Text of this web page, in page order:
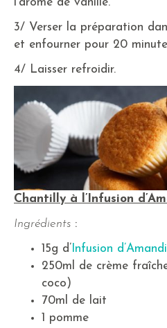
l’arôme de vanille.
3/ Verser la préparation
et enfourner pour 20
4/ Laisser refroidir.
Chantilly à l’Infusion
Ingrédients :
15g d’ Infusion
250ml de crème
coco)
70ml de lait
1 pomme